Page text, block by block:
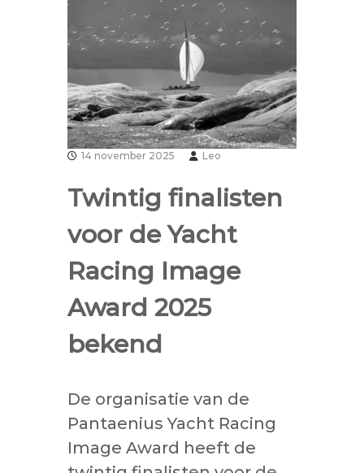
14 november 2025 Leo
Twintig finalisten
voor de Yacht
Racing Image
Award 2025
bekend
De organisatie van de
Pantaenius Yacht Racing
Image Award heeft de